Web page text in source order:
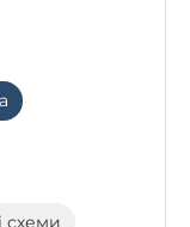
схеми